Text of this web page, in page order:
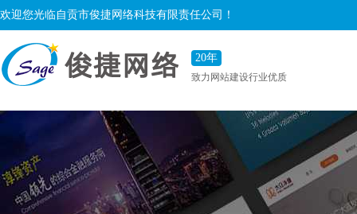
欢迎您光临自贡市俊捷网络科技有限责任公司！
20年
致力网站建设行业优质